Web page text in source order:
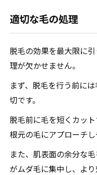
適切な毛の処理
脱毛の効果を最大限に
理が欠かせません。
まず、脱毛を行う前に
切です。
脱毛前に毛を短くカッ
根元の毛にアプローチし
また、肌表面の余分な
がムダ毛に集中し、よ